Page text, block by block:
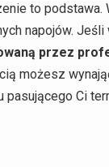
to podstawa.
napojów.
przez
możesz
Ci